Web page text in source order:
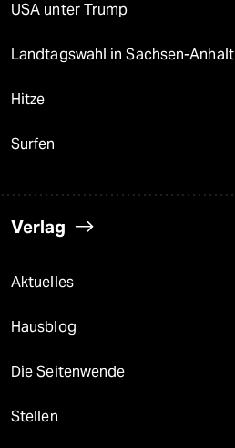
USA unter Trump
Landtagswahl in Sachsen-Anhalt
Hitze
Surfen
Verlag
Aktuelles
Hausblog
Die Seitenwende
Stellen